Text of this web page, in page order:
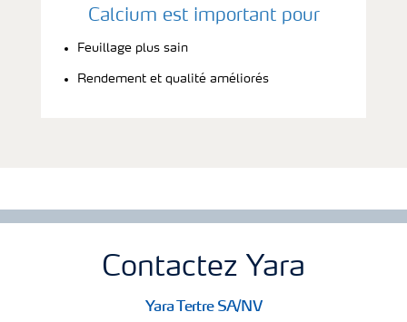
Calcium est important pour
Feuillage plus sain
Rendement et qualité améliorés
Contactez Yara
Yara Tertre SA/NV